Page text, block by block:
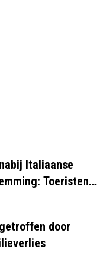
Italiaanse
Toeristen
door